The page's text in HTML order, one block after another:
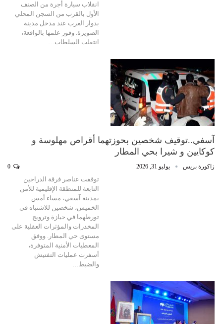
انقلاب سيارة أجرة من الصنف
الأول بالقرب من السجن المحلي
بدوار العرب عند مدخل مدينة
الصويرة. وفور علمها بالواقعة،
انتقلت السلطات…
آسفي..توقيف شخصين بحوزتهما أقراص مهلوسة و
كوكايين و شيرا بحي المطار
زاكورة بريس يوليو 31, 2026
توقفت عناصر فرقة الدراجين
التابعة للمنطقة الإقليمية للأمن
بمدينة آسفي، مساء أمس
الخميس، شخصين للاشتباه في
تورطهما في حيازة وترويج
المخدرات والمؤثرات العقلية على
مستوى حي المطار. ووفق
المعطيات الأمنية المتوفرة،
أسفرت عمليات التفتيش
والضبط…